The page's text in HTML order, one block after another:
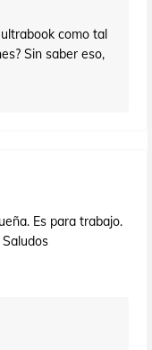
como tal
Sin saber eso,
Es para trabajo.